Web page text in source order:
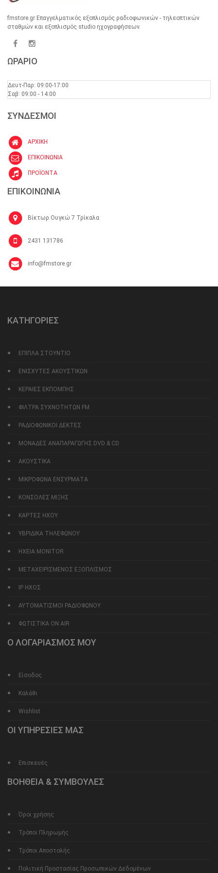
fmstore.gr Επαγγελματικός εξοπλισμός ραδιοφωνικών - τηλεοπτικών
σταθμών και εξοπλισμός studio ηχογραφήσεων.
ΩΡΑΡΙΟ
Δευτ-Παρ: 09:00-17:00
Σαβ: 09:00 - 14:00
ΣΥΝΔΕΣΜΟΙ
ΑΡΧΙΚΗ
ΕΠΙΚΟΙΝΩΝΙΑ
ΠΡΟΪΟΝΤΑ
ΕΠΙΚΟΙΝΩΝΙΑ
Βίκτωρ Ουγκώ 7 Τρίκαλα
2431 131786
info@fmstore.gr
ΚΑΤΗΓΟΡΙΕΣ
ΕΠΙΠΛΑ ΣΤΟΥΝΤΙΟ
ΕΝΙΣΧΥΤΕΣ ΑΚΟΥΣΤΙΚΩΝ
ΚΕΡΑΙΕΣ ΕΚΠΟΜΠΗΣ
ΦΙΛΤΡΑ ΣΥΧΝΟΤΗΤΩΝ FM
ΡΑΔΙΟΦΩΝΙΚΟΙ ΔΕΚΤΕΣ
ΜΟΝΑΔΕΣ ΑΝΑΠΑΡΑΓΩΓΗΣ DVD & CD
ΑΚΟΥΣΤΙΚΑ
ΜΙΚΡΟΦΩΝΑ ΕΝΣΥΡΜΑΤΑ
ΚΟΝΣΟΛΕΣ ΜΙΞΗΣ
ΚΑΡΤΕΣ ΗΧΟΥ
ΥΒΡΙΔΙΚΑ ΤΗΛΕΦΩΝΟΥ
ΗΧΕΙΑ MONITOR
ΜΕΤΑΧΕΙΡΙΣΜΕΝΟΣ ΕΞΟΠΛΙΣΜΟΣ
IP ΗΧΟΣ
ΑΥΤΟΜΑΤΙΣΜΟΙ ΡΑΔΙΟΦΩΝΟΥ
ΦΩΤΙΣΤΙΚΑ ON AIR
Ο ΛΟΓΑΡΙΑΣΜΟΣ ΜΟΥ
Είσοδος
Καλάθι
Wishlist
ΟΙ ΥΠΗΡΕΣΙΕΣ ΜΑΣ
Επισκευές
ΒΟΗΘΕΙΑ & ΣΥΜΒΟΥΛΕΣ
Όροι χρήσης
Τρόποι Πληρωμής
Τρόποι Αποστολής
Πολιτική Προστασίας Προσωπικών Δεδομένων